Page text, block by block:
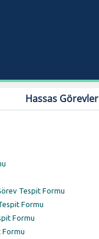
Hassas Görevler
Tespit Formu
Formu
Formu
Formu